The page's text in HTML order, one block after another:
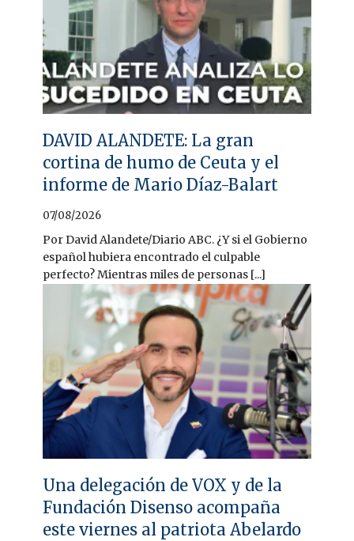
DAVID ALANDETE: La gran
cortina de humo de Ceuta y el
informe de Mario Díaz-Balart
07/08/2026
Por David Alandete/Diario ABC. ¿Y si el Gobierno
español hubiera encontrado el culpable
perfecto? Mientras miles de personas [...]
Una delegación de VOX y de la
Fundación Disenso acompaña
este viernes al patriota Abelardo